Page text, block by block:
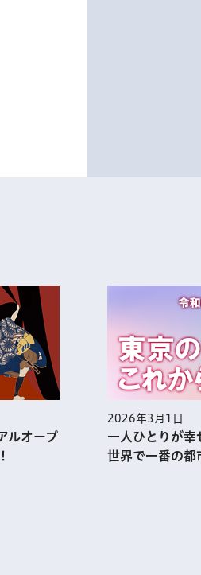
表示
りが幸せを実感できる
の都市・東京へ